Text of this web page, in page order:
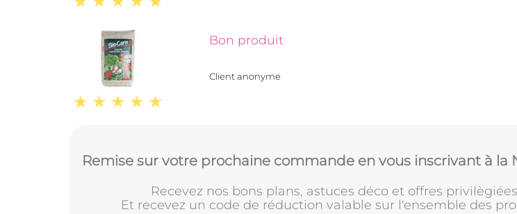
Bon produit
Client anonyme
Remise sur votre prochaine commande en vous inscrivant à la
Recevez nos bons plans, astuces déco et offres privilègiées
Et recevez un code de réduction valable sur l'ensemble des